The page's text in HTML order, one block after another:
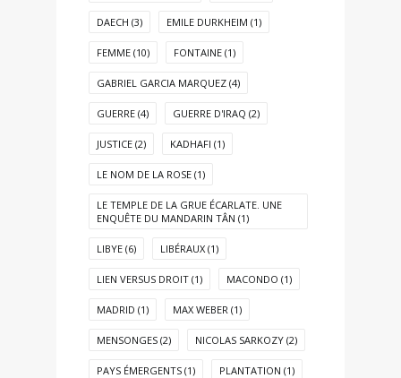
DAECH (3) EMILE DURKHEIM (1)
FEMME (10) FONTAINE (1)
GABRIEL GARCIA MARQUEZ (4)
GUERRE (4) GUERRE D'IRAQ (2)
JUSTICE (2) KADHAFI (1)
LE NOM DE LA ROSE (1)
LE TEMPLE DE LA GRUE ÉCARLATE. UNE
ENQUÊTE DU MANDARIN TÂN (1)
LIBYE (6) LIBÉRAUX (1)
LIEN VERSUS DROIT (1) MACONDO (1)
MADRID (1) MAX WEBER (1)
MENSONGES (2) NICOLAS SARKOZY (2)
PAYS ÉMERGENTS (1) PLANTATION (1)